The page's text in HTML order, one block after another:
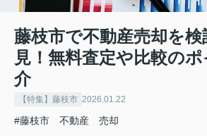
藤枝市で不動産売却を
見！無料査定や比較の
介
【特集】藤枝市 2026.01.22
#藤枝市 不動産 売却